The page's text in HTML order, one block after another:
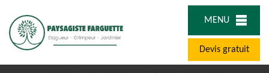
MENU
Devis gratuit